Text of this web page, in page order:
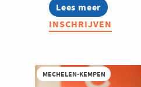
Lees meer
about
Bedrijfsbezoek
Traicar
Brabant/Vaartland
INSCHRIJVEN
MECHELEN-KEMPEN